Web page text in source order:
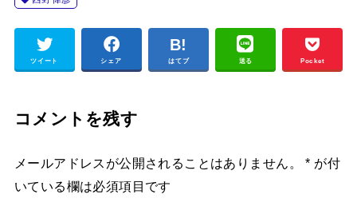
ツイート シェア はてブ 送る Pocket
コメントを残す
メールアドレスが公開されることはありません。 * が付
いている欄は必須項目です